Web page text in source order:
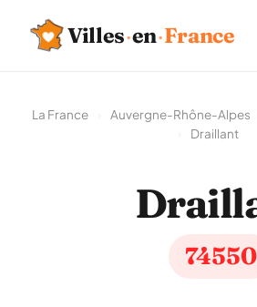
Villes·en·France
La France Auvergne-Rhône-Alpes
Draillant
74550